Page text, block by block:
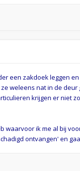
een zakdoek leggen
weleens nat in de
krijgen er niet
waarvoor ik me al bij
ontvangen' en